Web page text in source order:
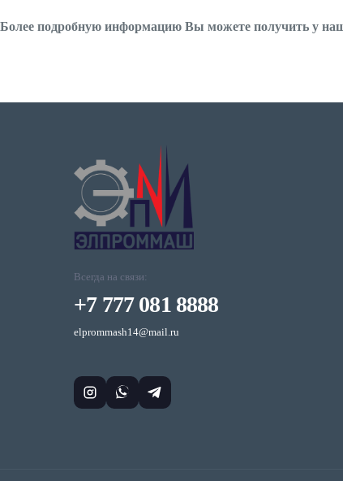
Более подробную информацию Вы можете получить у
Всегда на связи:
+7 777 081 8888
elprommash14@mail.ru